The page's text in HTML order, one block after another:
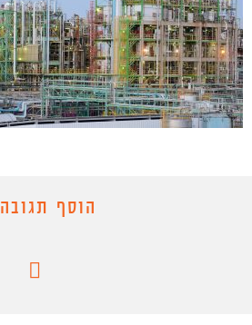
הוסף תגובה